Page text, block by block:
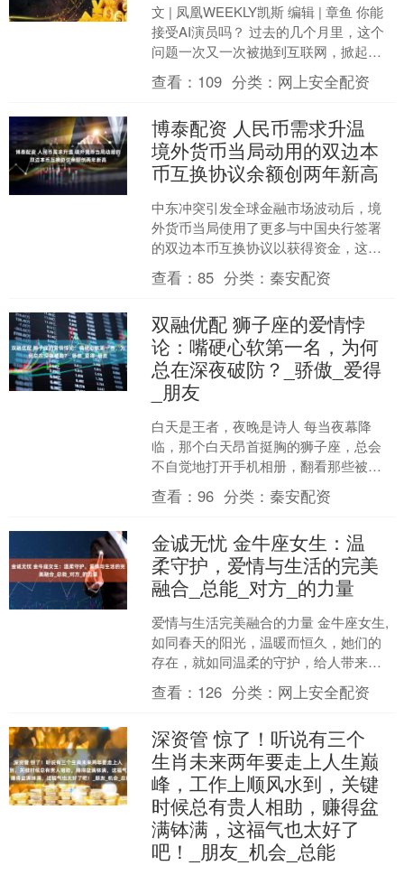
文 | 凤凰WEEKLY凯斯 编辑 | 章鱼 你能
接受AI演员吗？ 过去的几个月里，这个
问题一次又一次被抛到互联网，掀起一
波又一波的争议热潮。 最初，是性转版
《....
查看： 109 分类： 网上安全配资
博泰配资 人民币需求升温
境外货币当局动用的双边本
币互换协议余额创两年新高
中东冲突引发全球金融市场波动后，境
外货币当局使用了更多与中国央行签署
的双边本币互换协议以获得资金，这显
示人民币成为稳定全球流动性环境的力
量之一。 根据中国央行周....
查看：85 分类： 秦安配资
双融优配 狮子座的爱情悖
论：嘴硬心软第一名，为何
总在深夜破防？_骄傲_爱得
_朋友
白天是王者，夜晚是诗人 每当夜幕降
临，那个白天昂首挺胸的狮子座，总会
不自觉地打开手机相册，翻看那些被刻
意隐藏却又不舍得删除的聊天截图。我
见过太多狮子座朋友，他们....
查看：96 分类： 秦安配资
金诚无忧 金牛座女生：温
柔守护，爱情与生活的完美
融合_总能_对方_的力量
爱情与生活完美融合的力量 金牛座女生,
如同春天的阳光，温暖而恒久，她们的
存在，就如同温柔的守护，给人带来无
尽的安慰和力量，在爱情与生活中，金
牛座女生总能找到完美....
查看： 126 分类： 网上安全配资
深资管 惊了！听说有三个
生肖未来两年要走上人生巅
峰，工作上顺风水到，关键
时候总有贵人相助，赚得盆
满钵满，这福气也太好了
吧！_朋友_机会_总能